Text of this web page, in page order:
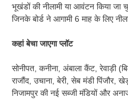
भूखंडों की नीलामी या आवंटन किया
जिनके बोर्ड ने आगामी 6 माह के लिए
कहां बेचा जाएगा प्लॉट
सोनीपत, कनीना, अंबाला कैंट, रेवाड़ी
राजौंद, उचाना, बेरी, सेब मंडी पिंजौर,
निजामपुर की नई सब्जी मंडियों और